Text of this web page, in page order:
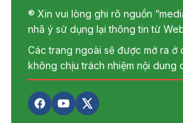
® Xin vui lòng ghi rõ nguồn
nhã ý sử dụng lại thông tin từ
Các trang ngoài sẽ được mở ra ở
không chịu trách nhiệm nội dung